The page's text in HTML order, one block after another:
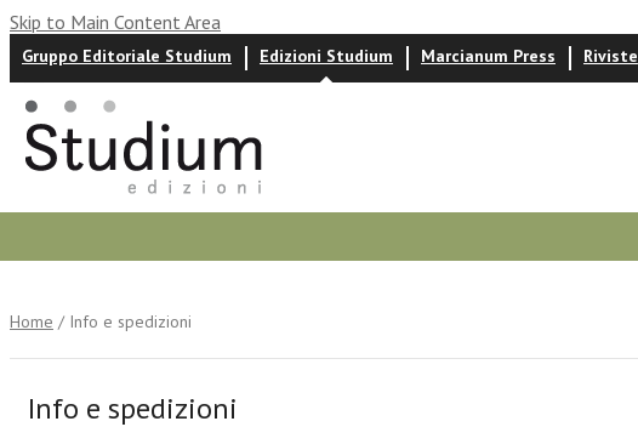
Skip to Main Content Area
Gruppo Editoriale Studium Edizioni Studium Marcianum Press Riviste
Home / Info e spedizioni
Info e spedizioni